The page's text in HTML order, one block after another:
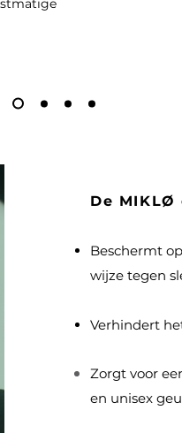
De MIKLØ
Beschermt
wijze tegen
Verhindert
Zorgt voor
en unisex